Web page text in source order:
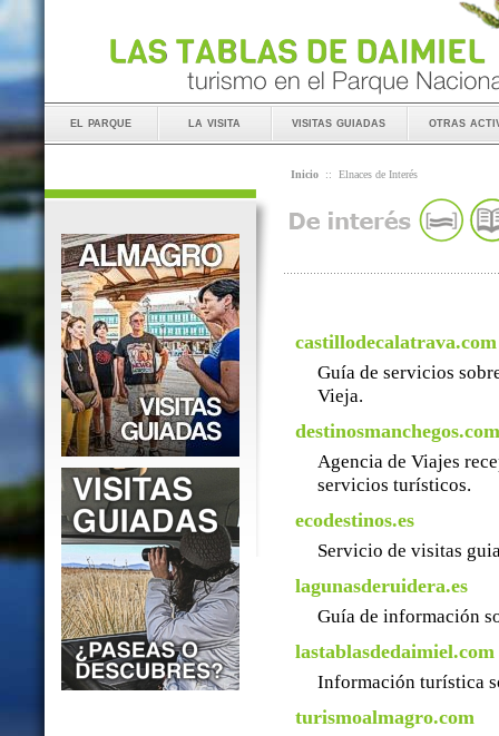
el parque la visita visitas guiadas otras
Inicio :: Elnaces de Interés
castillodecalatrava.com
Guía de servicios
Vieja.
destinosmanchegos.com
Agencia de Viajes
servicios turísticos.
ecodestinos.es
Servicio de visitas
lagunasderuidera.es
Guía de información
lastablasdedaimiel.com
Información turística
turismoalmagro.com